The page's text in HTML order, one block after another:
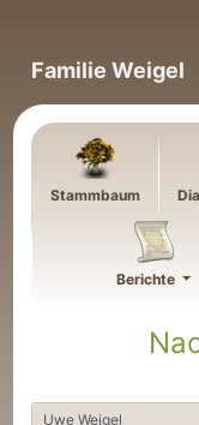
Familie Weigel
Stammbaum
Berichte